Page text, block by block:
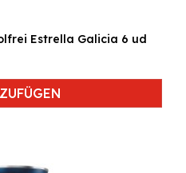
Estrella Galicia 6 ud